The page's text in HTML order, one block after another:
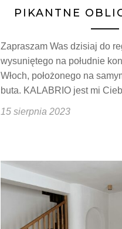
PIKANTNE
Zapraszam Was dzisiaj do
wysuniętego na południe
Włoch, położonego na
buta. KALABRIO jest mi
15 sierpnia 2023